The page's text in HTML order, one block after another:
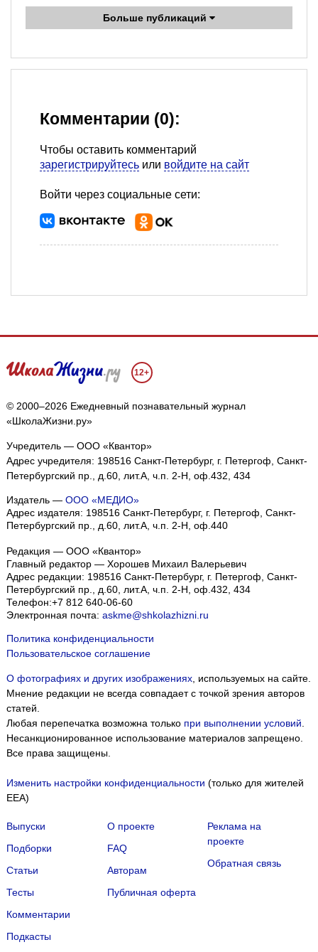
Больше публикаций
Комментарии (0):
Чтобы оставить комментарий
зарегистрируйтесь или войдите на сайт
Войти через социальные сети:
12+
© 2000–2026 Ежедневный познавательный журнал
«ШколаЖизни.ру»
Учредитель — ООО «Квантор»
Адрес учредителя: 198516 Санкт-Петербург, г. Петергоф, Санкт-
Петербургский пр., д.60, лит.А, ч.п. 2-Н, оф.432, 434
Издатель — ООО «МЕДИО»
Адрес издателя: 198516 Санкт-Петербург, г. Петергоф, Санкт-
Петербургский пр., д.60, лит.А, ч.п. 2-Н, оф.440
Редакция — ООО «Квантор»
Главный редактор — Хорошев Михаил Валерьевич
Адрес редакции: 198516 Санкт-Петербург, г. Петергоф Санкт-
Петербургский пр., д.60, лит.А, ч.п. 2-Н, оф.432, 434
Телефон:+7 812 640-06-60
Электронная почта: askme@shkolazhizni.ru
Политика конфиденциальности
Пользовательское соглашение
О фотографиях и других изображениях, используемых на сайте.
Мнение редакции не всегда совпадает с точкой зрения авторов
статей.
Любая перепечатка возможна только при выполнении условий
Несанкционированное использование материалов запрещено.
Все права защищены.
Изменить настройки конфиденциальности (только для жителей
EEA)
Выпуски
Подборки
Статьи
Тесты
Комментарии
Подкасты
О проекте
FAQ
Авторам
Публичная оферта
Реклама на
проекте
Обратная связь